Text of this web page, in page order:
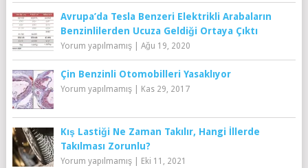
Avrupa’da Tesla Benzeri Elektrikli Arabaların
Benzinlilerden Ucuza Geldiği Ortaya Çıktı
Yorum yapılmamış| Ağu 19, 2020
Çin Benzinli Otomobilleri Yasaklıyor
Yorum yapılmamış| Kas 29, 2017
Kış Lastiği Ne Zaman Takılır, Hangi İllerde
Takılması Zorunlu?
Yorum yapılmamış| Eki 11, 2021